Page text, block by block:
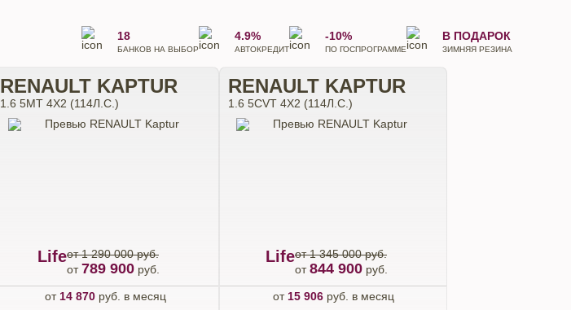
18
БАНКОВ НА ВЫБОР
4.9%
АВТОКРЕДИТ
-10%
ПО ГОСПРОГРАММЕ
В ПОДАРОК
ЗИМНЯЯ РЕЗИНА
RENAULT KAPTUR
1.6 5MT 4X2 (114Л.С.)
Lifeот 1 290 000 руб.
от789 900 руб.
от 14 870руб. в месяц
RENAULT KAPTUR
1.6 5CVT 4X2 (114Л.С.)
Lifeот 1 345 000 руб.
от844 900 руб.
от 15 906руб. в месяц